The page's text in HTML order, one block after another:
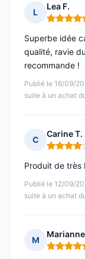
L
Lea F.
Note : 5
Publié le 16/09/
suite à un achat
Superbe idée
qualité, ravie
recommande !
C
Carine T.
Note : 4
Publié le 12/09/
suite à un achat
Produit de très
M
Note : 5